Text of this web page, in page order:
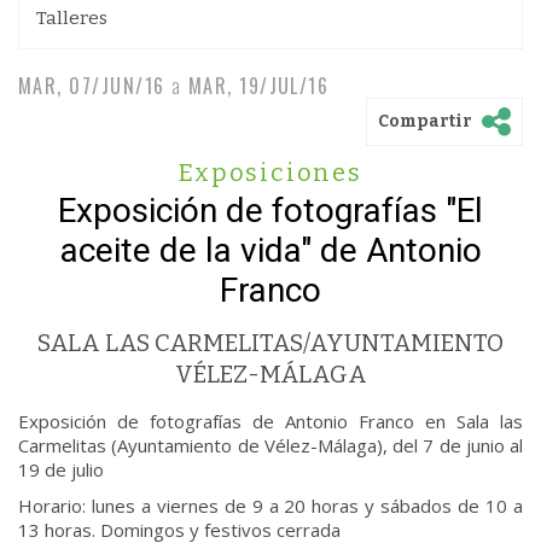
Talleres
MAR, 07/JUN/16 a MAR, 19/JUL/16
Compartir
Exposiciones
Exposición de fotografías "El
aceite de la vida" de Antonio
Franco
SALA LAS CARMELITAS/AYUNTAMIENTO
VÉLEZ-MÁLAGA
Exposición de fotografías de Antonio Franco en Sala las
Carmelitas (Ayuntamiento de Vélez-Málaga), del 7 de junio al
19 de julio
Horario: lunes a viernes de 9 a 20 horas y sábados de 10 a
13 horas. Domingos y festivos cerrada